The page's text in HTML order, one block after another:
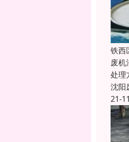
铁西
废
处理
沈阳
21-